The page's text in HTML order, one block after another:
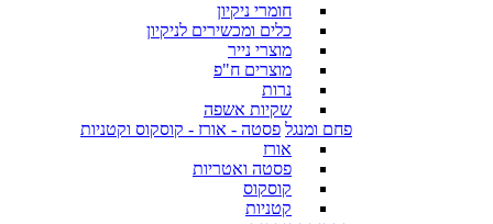
חומרי ניקיון
כלים ומכשירים לניקיון
מוצרי נייר
מוצרים ח"פ
נרות
שקיות אשפה
פחם ומנגל פסטה - אורז - קוסקוס וקטניות
אורז
פסטה ואטריות
קוסקוס
קטניות